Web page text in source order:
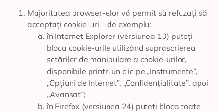
Majoritatea browser-elor vă permit să refuzați să
acceptați cookie-uri – de exemplu:
în Internet Explorer (versiunea 10) puteți
bloca cookie-urile utilizând suprascrierea
setărilor de manipulare a cookie-urilor,
disponibile printr-un clic pe „Instrumente”,
„Opțiuni de Internet”, „Confidențialitate”, apoi
„Avansat”;
în Firefox (versiunea 24) puteți bloca toate